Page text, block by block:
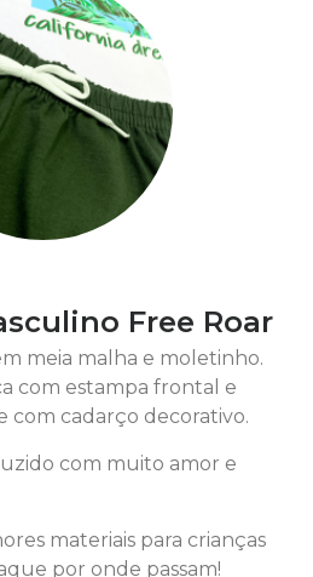
Free Roar
meia malha e moletinho.
com estampa frontal e
com cadarço decorativo.
com muito amor e
materiais para crianças
por onde passam!